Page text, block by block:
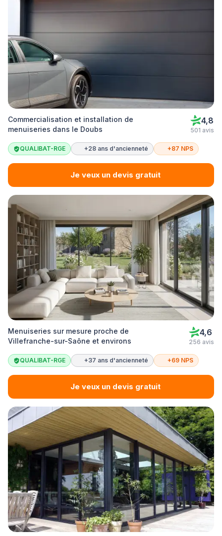
Commercialisation et installation de
menuiseries dans le Doubs
4,8
501 avis
QUALIBAT-RGE +28 ans d'ancienneté +87 NPS
Je veux un devis gratuit
Menuiseries sur mesure proche de
Villefranche-sur-Saône et environs
4,6
256 avis
QUALIBAT-RGE +37 ans d'ancienneté +69 NPS
Je veux un devis gratuit